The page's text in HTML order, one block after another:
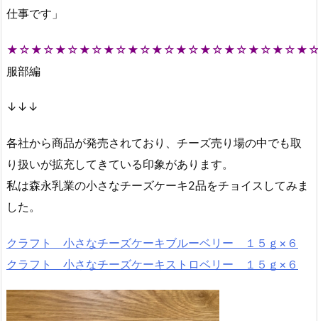
仕事です」
服部編
↓↓↓
各社から商品が発売されており、チーズ売り場の中でも取
り扱いが拡充してきている印象があります。
私は森永乳業の小さなチーズケーキ2品をチョイスしてみま
した。
クラフト 小さなチーズケーキブルーベリー １５ｇ×６
クラフト 小さなチーズケーキストロベリー １５ｇ×６